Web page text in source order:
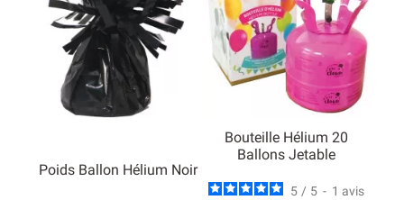
Poids Ballon Hélium Noir
Bouteille Hélium 20
Ballons Jetable
5 / 5 - 1 avis